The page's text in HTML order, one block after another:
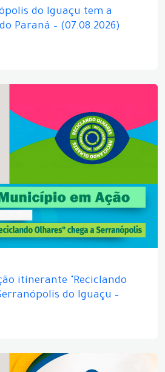
do Iguaçu tem a
Paraná – (07.08.2026)
itinerante "Reciclando
do Iguaçu –